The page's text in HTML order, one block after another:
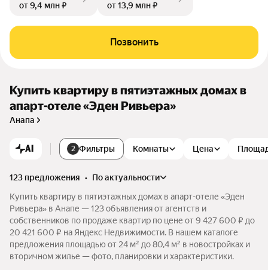
от 9,4 млн ₽
от 13,9 млн ₽
Позвонить
Купить квартиру в пятиэтажных домах в
апарт-отеле «Эден Ривьера»
Анапа
AI 2 Фильтры Комнаты Цена
123 предложения •
по актуальности
Купить квартиру в пятиэтажных домах в апарт-отеле «Эден
Ривьера» в Анапе — 123 объявления от агентств и
собственников по продаже квартир по цене от 9 427 600 ₽ до
20 421 600 ₽ на Яндекс Недвижимости. В нашем каталоге
предложения площадью от 24 м² до 80,4 м² в новостройках и
вторичном жилье — фото, планировки и характеристики.